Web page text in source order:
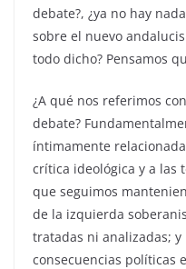
debate?, ¿ya no hay
sobre el nuevo
todo dicho? Pensamos
¿A qué nos referimos
debate?
íntimamente
crítica ideológica y a las
que seguimos
de la izquierda
tratadas ni analizadas;
consecuencias políticas